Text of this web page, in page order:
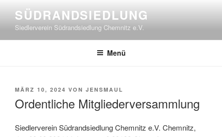
Inhalt
springen
SÜDRANDSIEDLUNG
Siedlerverein Südrandsiedlung Chemnitz e.V.
Menü
VERÖFFENTLICHT
MÄRZ 10, 2024 VON JENSMAUL
Ordentliche Mitgliederversammlung
Siedlerverein Südrandsiedlung Chemnitz e.V. Chemnitz,